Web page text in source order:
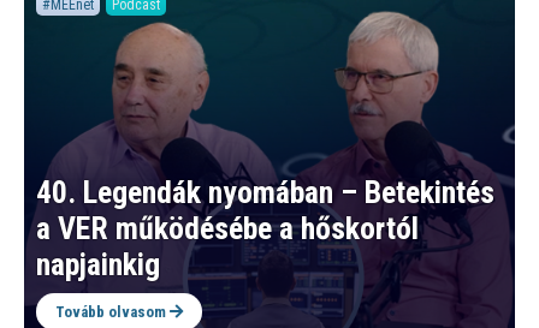
#MEEnet Podcast
40. Legendák nyomában – Betekintés
a VER működésébe a hőskortól
napjainkig
Tovább olvasom